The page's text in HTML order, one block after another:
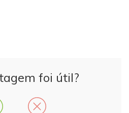
foi útil?